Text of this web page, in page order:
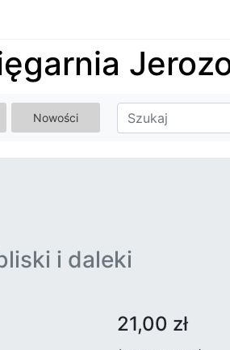
Nowości
i daleki
21,00 zł